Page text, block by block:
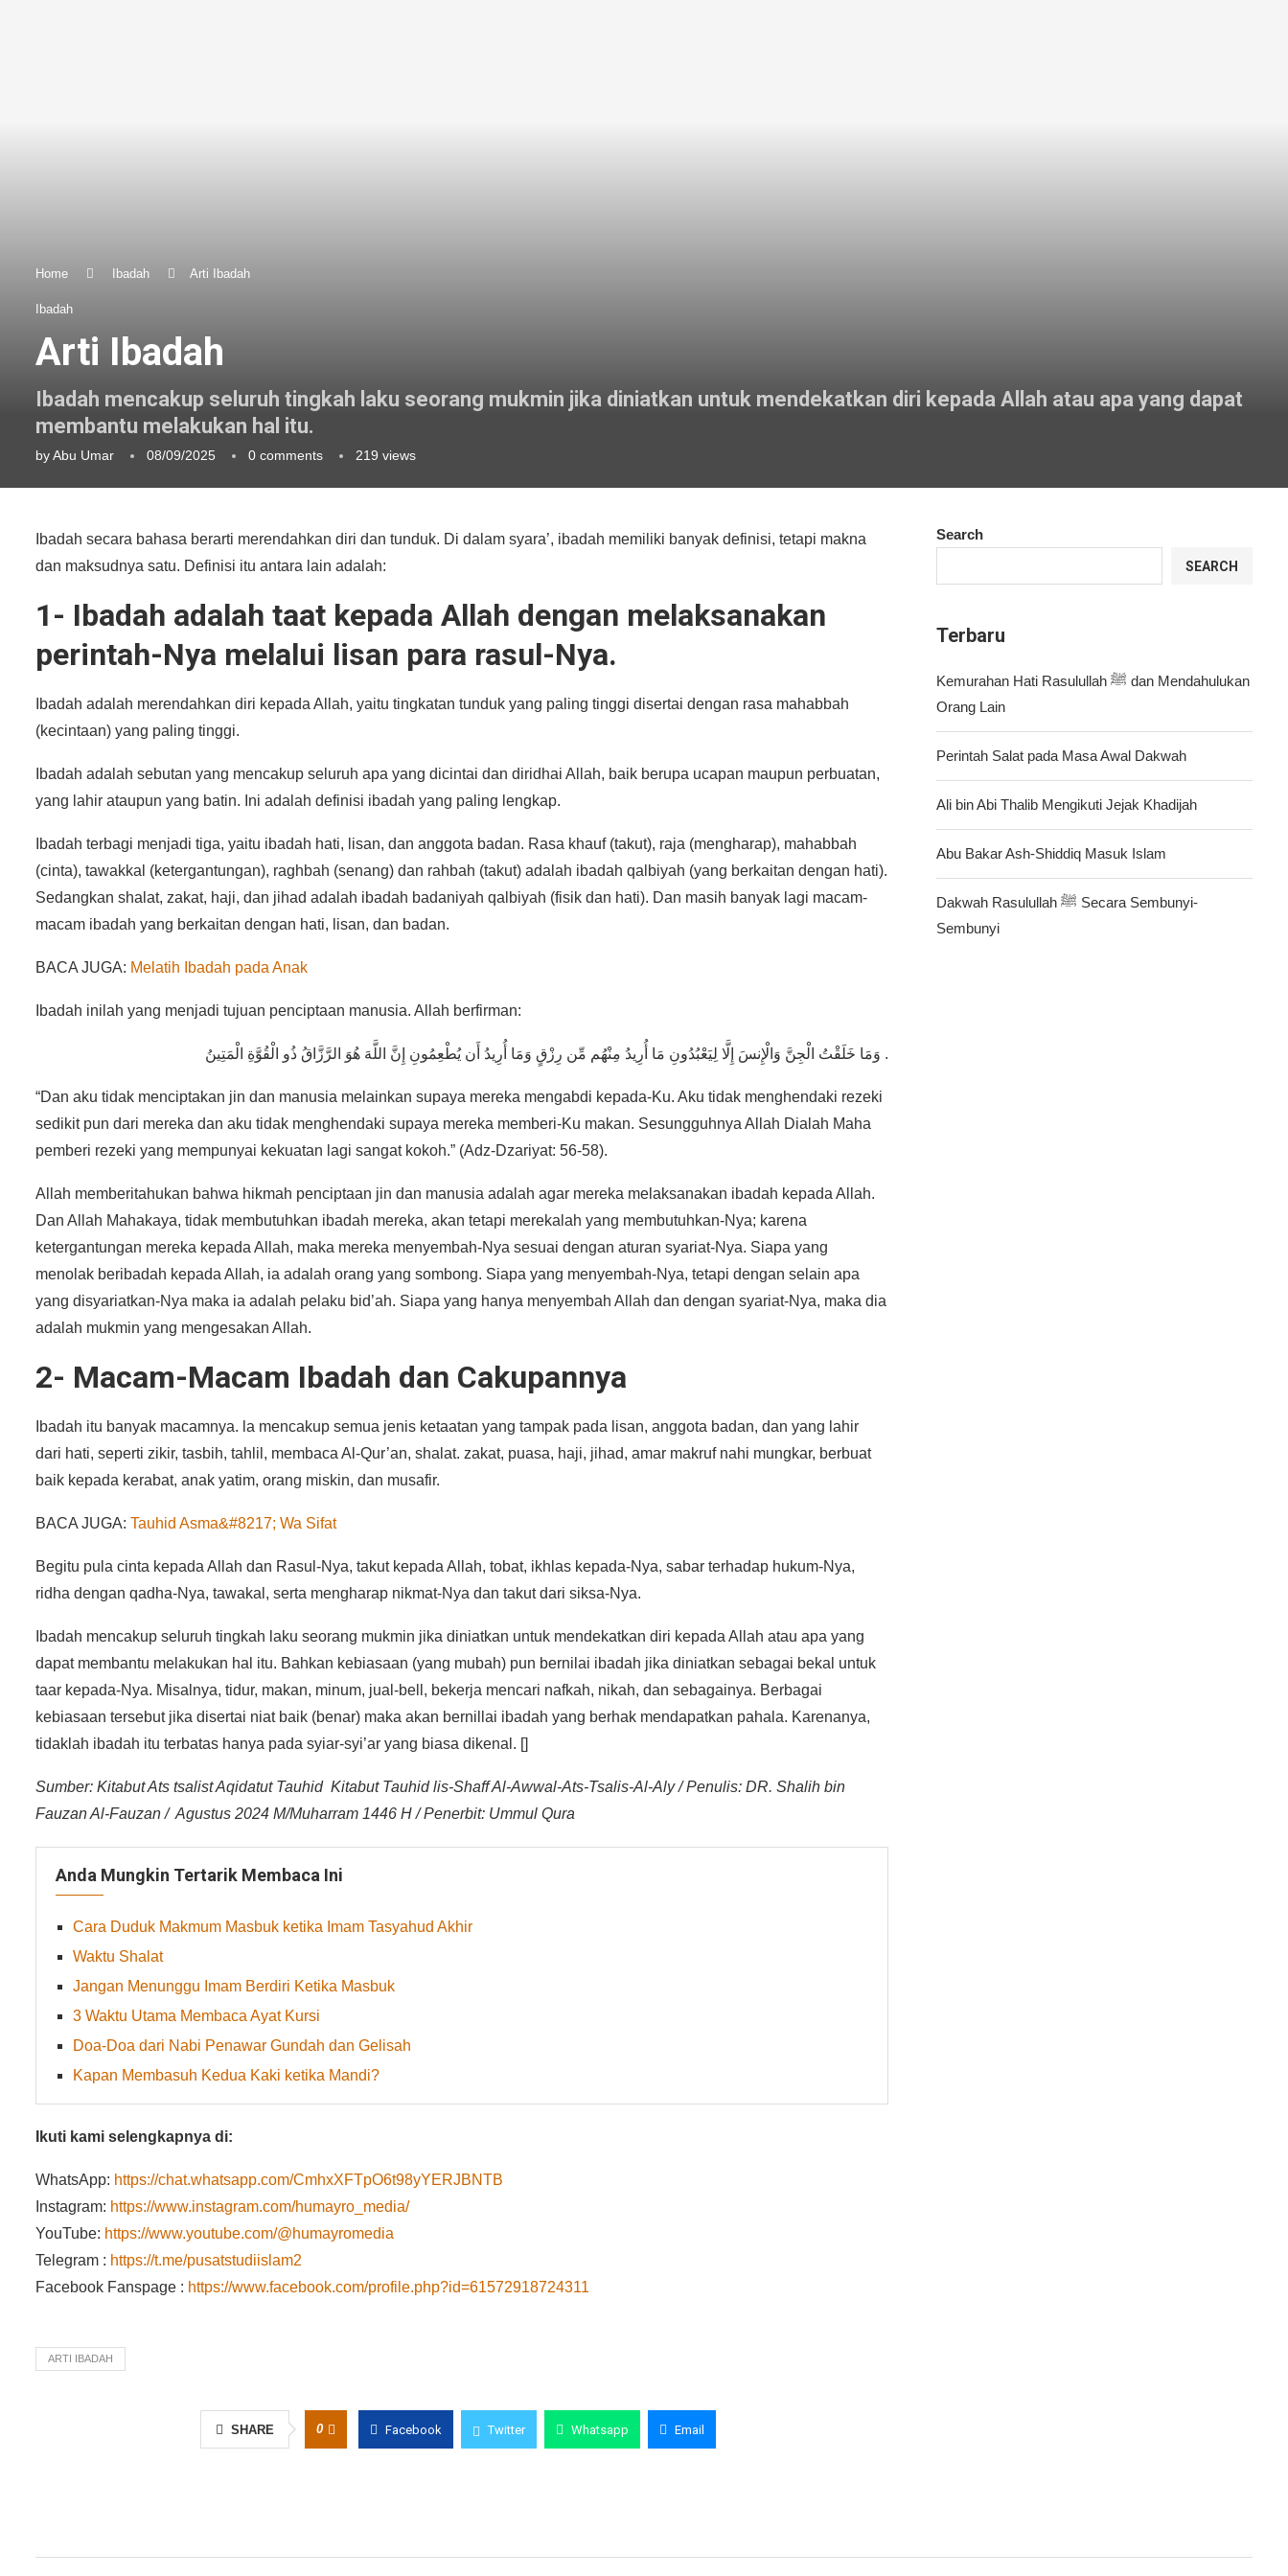
Home Ibadah Arti Ibadah
Ibadah
Arti Ibadah
Ibadah mencakup seluruh tingkah laku seorang mukmin jika diniatkan untuk mendekatkan diri kepada Allah atau apa yang dapat
membantu melakukan hal itu.
byAbu Umar 08/09/2025 0 comments 219 views
Ibadah secara bahasa berarti merendahkan diri dan tunduk. Di dalam syara’, ibadah memiliki banyak definisi, tetapi makna
dan maksudnya satu. Definisi itu antara lain adalah:
1- Ibadah adalah taat kepada Allah dengan melaksanakan
perintah-Nya melalui lisan para rasul-Nya.
Ibadah adalah merendahkan diri kepada Allah, yaitu tingkatan tunduk yang paling tinggi disertai dengan rasa mahabbah
(kecintaan) yang paling tinggi.
Ibadah adalah sebutan yang mencakup seluruh apa yang dicintai dan diridhai Allah, baik berupa ucapan maupun perbuatan,
yang lahir ataupun yang batin. Ini adalah definisi ibadah yang paling lengkap.
Ibadah terbagi menjadi tiga, yaitu ibadah hati, lisan, dan anggota badan. Rasa khauf (takut), raja (mengharap), mahabbah
(cinta), tawakkal (ketergantungan), raghbah (senang) dan rahbah (takut) adalah ibadah qalbiyah (yang berkaitan dengan hati).
Sedangkan shalat, zakat, haji, dan jihad adalah ibadah badaniyah qalbiyah (fisik dan hati). Dan masih banyak lagi macam-
macam ibadah yang berkaitan dengan hati, lisan, dan badan.
BACA JUGA: Melatih Ibadah pada Anak
Ibadah inilah yang menjadi tujuan penciptaan manusia. Allah berfirman:
وَمَا خَلَقْتُ الْجِنَّ وَالْإِنسَ إِلَّا لِيَعْبُدُونِ مَا أُرِيدُ مِنْهُم مِّن رِزْقٍ وَمَا أُرِيدُ أَن يُطْعِمُونِ إِنَّ اللَّهَ هُوَ الرَّزَّاقُ ذُو الْقُوَّةِ الْمَتِينُ .
“Dan aku tidak menciptakan jin dan manusia melainkan supaya mereka mengabdi kepada-Ku. Aku tidak menghendaki rezeki
sedikit pun dari mereka dan aku tidak menghendaki supaya mereka memberi-Ku makan. Sesungguhnya Allah Dialah Maha
pemberi rezeki yang mempunyai kekuatan lagi sangat kokoh.” (Adz-Dzariyat: 56-58).
Allah memberitahukan bahwa hikmah penciptaan jin dan manusia adalah agar mereka melaksanakan ibadah kepada Allah.
Dan Allah Mahakaya, tidak membutuhkan ibadah mereka, akan tetapi merekalah yang membutuhkan-Nya; karena
ketergantungan mereka kepada Allah, maka mereka menyembah-Nya sesuai dengan aturan syariat-Nya. Siapa yang
menolak beribadah kepada Allah, ia adalah orang yang sombong. Siapa yang menyembah-Nya, tetapi dengan selain apa
yang disyariatkan-Nya maka ia adalah pelaku bid’ah. Siapa yang hanya menyembah Allah dan dengan syariat-Nya, maka dia
adalah mukmin yang mengesakan Allah.
2- Macam-Macam Ibadah dan Cakupannya
Ibadah itu banyak macamnya. la mencakup semua jenis ketaatan yang tampak pada lisan, anggota badan, dan yang lahir
dari hati, seperti zikir, tasbih, tahlil, membaca Al-Qur’an, shalat. zakat, puasa, haji, jihad, amar makruf nahi mungkar, berbuat
baik kepada kerabat, anak yatim, orang miskin, dan musafir.
BACA JUGA: Tauhid Asma&#8217; Wa Sifat
Begitu pula cinta kepada Allah dan Rasul-Nya, takut kepada Allah, tobat, ikhlas kepada-Nya, sabar terhadap hukum-Nya,
ridha dengan qadha-Nya, tawakal, serta mengharap nikmat-Nya dan takut dari siksa-Nya.
Ibadah mencakup seluruh tingkah laku seorang mukmin jika diniatkan untuk mendekatkan diri kepada Allah atau apa yang
dapat membantu melakukan hal itu. Bahkan kebiasaan (yang mubah) pun bernilai ibadah jika diniatkan sebagai bekal untuk
taar kepada-Nya. Misalnya, tidur, makan, minum, jual-bell, bekerja mencari nafkah, nikah, dan sebagainya. Berbagai
kebiasaan tersebut jika disertai niat baik (benar) maka akan bernillai ibadah yang berhak mendapatkan pahala. Karenanya,
tidaklah ibadah itu terbatas hanya pada syiar-syi’ar yang biasa dikenal. []
Sumber: Kitabut Ats tsalist Aqidatut Tauhid Kitabut Tauhid lis-Shaff Al-Awwal-Ats-Tsalis-Al-Aly / Penulis: DR. Shalih bin
Fauzan Al-Fauzan / Agustus 2024 M/Muharram 1446 Η / Penerbit: Ummul Qura
Anda Mungkin Tertarik Membaca Ini
Cara Duduk Makmum Masbuk ketika Imam Tasyahud Akhir
Waktu Shalat
Jangan Menunggu Imam Berdiri Ketika Masbuk
3 Waktu Utama Membaca Ayat Kursi
Doa-Doa dari Nabi Penawar Gundah dan Gelisah
Kapan Membasuh Kedua Kaki ketika Mandi?
Ikuti kami selengkapnya di:
WhatsApp: https://chat.whatsapp.com/CmhxXFTpO6t98yYERJBNTB
Instagram: https://www.instagram.com/humayro_media/
YouTube: https://www.youtube.com/@humayromedia
Telegram : https://t.me/pusatstudiislam2
Facebook Fanspage : https://www.facebook.com/profile.php?id=61572918724311
ARTI IBADAH
SHARE 0 Facebook Twitter Whatsapp Email
Search
SEARCH
Terbaru
Kemurahan Hati Rasulullah ﷺ dan Mendahulukan
Orang Lain
Perintah Salat pada Masa Awal Dakwah
Ali bin Abi Thalib Mengikuti Jejak Khadijah
Abu Bakar Ash-Shiddiq Masuk Islam
Dakwah Rasulullah ﷺ Secara Sembunyi-
Sembunyi